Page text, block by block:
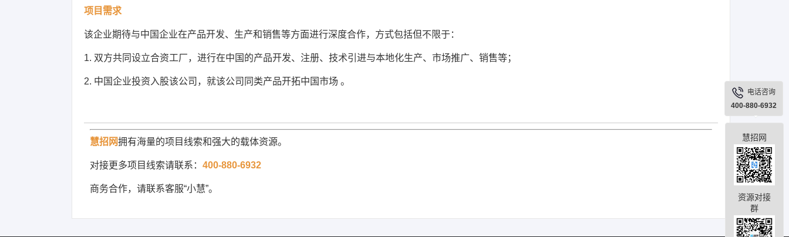
项目需求
该企业期待与中国企业在产品开发、生产和销售等方面进行深度合作，方式包括但不限于：
1. 双方共同设立合资工厂，进行在中国的产品开发、注册、技术引进与本地化生产、市场推广、销售等；
2. 中国企业投资入股该公司，就该公司同类产品开拓中国市场 。
慧招网拥有海量的项目线索和强大的载体资源。
对接更多项目线索请联系： 400-880-6932
商务合作，请联系客服“小慧”。
电话咨询
400-880-6932
慧招网
资源对接
群